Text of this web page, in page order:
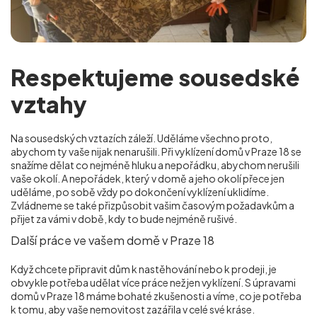
Respektujeme sousedské
vztahy
Na sousedských vztazích záleží. Uděláme všechno proto,
abychom ty vaše nijak nenarušili. Při vyklízení domů v Praze 18 se
snažíme dělat co nejméně hluku a nepořádku, abychom nerušili
vaše okolí. A nepořádek, který v domě a jeho okolí přece jen
uděláme, po sobě vždy po dokončení vyklízení uklidíme.
Zvládneme se také přizpůsobit vašim časovým požadavkům a
přijet za vámi v době, kdy to bude nejméně rušivé.
Další práce ve vašem domě v Praze 18
Když chcete připravit dům k nastěhování nebo k prodeji, je
obvykle potřeba udělat více práce než jen vyklízení. S úpravami
domů v Praze 18 máme bohaté zkušenosti a víme, co je potřeba
k tomu, aby vaše nemovitost zazářila v celé své kráse.